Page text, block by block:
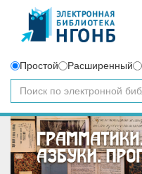
Простой Расширенный